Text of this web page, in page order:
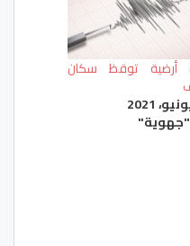
أرضية توقظ سكان